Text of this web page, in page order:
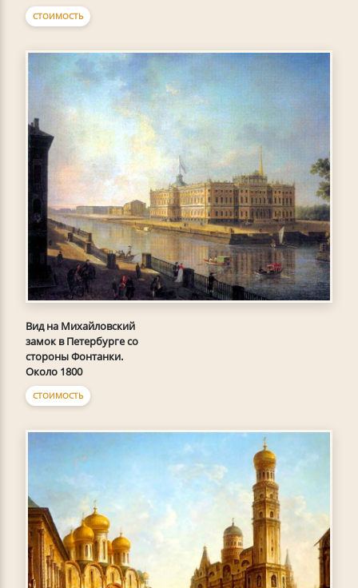
СТОИМОСТЬ
Вид на Михайловский
замок в Петербурге со
стороны Фонтанки.
Около 1800
СТОИМОСТЬ